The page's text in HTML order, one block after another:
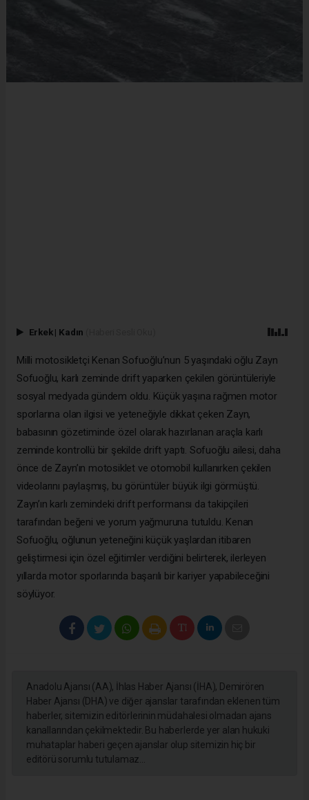
Erkek | Kadın
Milli motosikletçi Kenan Sofuoğlu’nun 5 yaşındaki oğlu Zayn
Sofuoğlu, karlı zeminde drift yaparken çekilen görüntüleriyle
sosyal medyada gündem oldu. Küçük yaşına rağmen motor
sporlarına olan ilgisi ve yeteneğiyle dikkat çeken Zayn,
babasının gözetiminde özel olarak hazırlanan araçla karlı
zeminde kontrollü bir şekilde drift yaptı. Sofuoğlu ailesi, daha
önce de Zayn’ın motosiklet ve otomobil kullanırken çekilen
videolarını paylaşmış, bu görüntüler büyük ilgi görmüştü.
Zayn’ın karlı zemindeki drift performansı da takipçileri
tarafından beğeni ve yorum yağmuruna tutuldu. Kenan
Sofuoğlu, oğlunun yeteneğini küçük yaşlardan itibaren
geliştirmesi için özel eğitimler verdiğini belirterek, ilerleyen
yıllarda motor sporlarında başarılı bir kariyer yapabileceğini
söylüyor.
Anadolu Ajansı (AA), İhlas Haber Ajansı (İHA), Demirören
Haber Ajansı (DHA) ve diğer ajanslar tarafından eklenen tüm
haberler, sitemizin editörlerinin müdahalesi olmadan ajans
kanallarından çekilmektedir. Bu haberlerde yer alan hukuki
muhataplar haberi geçen ajanslar olup sitemizin hiç bir
editörü sorumlu tutulamaz...